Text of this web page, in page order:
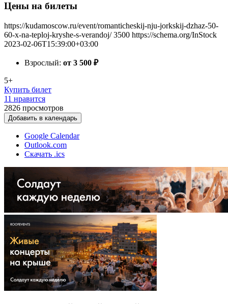
Цены на билеты
https://kudamoscow.ru/event/romanticheskij-nju-jorkskij-dzhaz-50-
60-x-na-teploj-kryshe-s-verandoj/ 3500 https://schema.org/InStock
2023-02-06T15:39:00+03:00
Взрослый: от 3 500 ₽
5+
Купить билет
11 нравится
2826 просмотров
Добавить в календарь
Google Calendar
Outlook.com
Скачать .ics